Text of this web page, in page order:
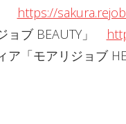
https://
ョブ BEAUTY」
「モアリジョブ